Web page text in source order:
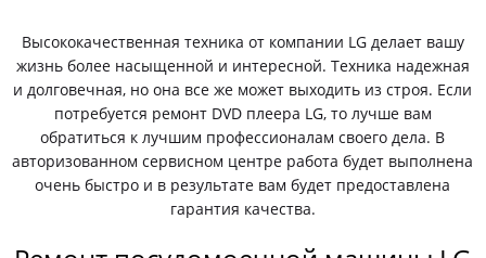
Высококачественная техника от компании LG делает вашу
жизнь более насыщенной и интересной. Техника надежная
и долговечная, но она все же может выходить из строя. Если
потребуется ремонт DVD плеера LG, то лучше вам
обратиться к лучшим профессионалам своего дела. В
авторизованном сервисном центре работа будет выполнена
очень быстро и в результате вам будет предоставлена
гарантия качества.